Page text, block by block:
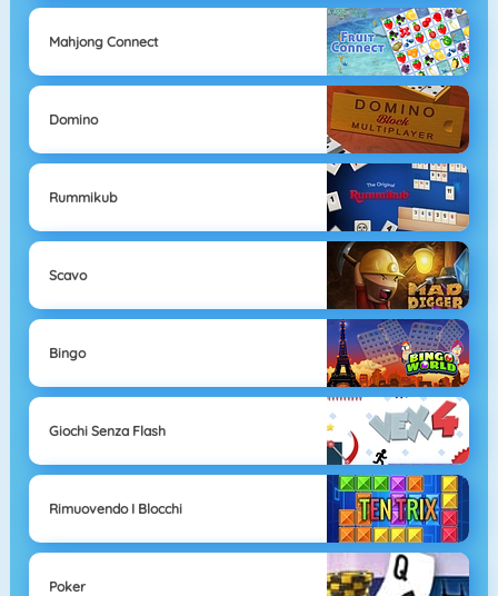
Mahjong Connect
Domino
Rummikub
Scavo
Bingo
Giochi Senza Flash
Rimuovendo I Blocchi
Poker